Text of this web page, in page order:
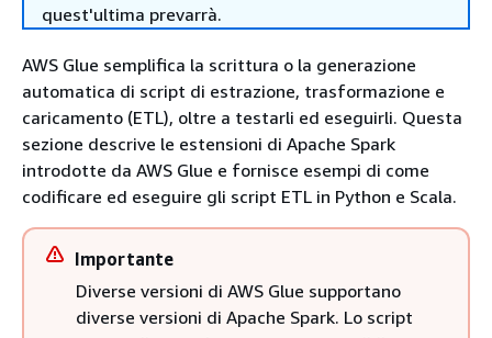
quest'ultima prevarrà.
AWS Glue semplifica la scrittura o la generazione
automatica di script di estrazione, trasformazione e
caricamento (ETL), oltre a testarli ed eseguirli. Questa
sezione descrive le estensioni di Apache Spark
introdotte da AWS Glue e fornisce esempi di come
codificare ed eseguire gli script ETL in Python e Scala.
Importante
Diverse versioni di AWS Glue supportano
diverse versioni di Apache Spark. Lo script